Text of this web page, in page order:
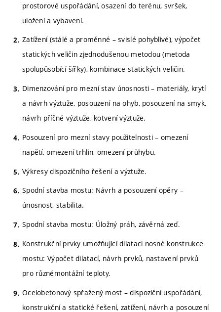
prostorové uspořádání, osazení do terénu, svršek,
uložení a vybavení.
Zatížení (stálé a proměnné – svislé pohyblivé), výpočet
statických veličin zjednodušenou metodou (metoda
spolupůsobící šířky), kombinace statických veličin.
Dimenzování pro mezní stav únosnosti – materiály, krytí
a návrh výztuže, posouzení na ohyb, posouzení na smyk,
návrh příčné výztuže, kotvení výztuže.
Posouzení pro mezní stavy použitelnosti – omezení
napětí, omezení trhlin, omezení průhybu.
Výkresy dispozičního řešení a výztuže.
Spodní stavba mostu: Návrh a posouzení opěry –
únosnost, stabilita.
Spodní stavba mostu: Úložný práh, závěrná zeď.
Konstrukční prvky umožňující dilataci nosné konstrukce
mostu: Výpočet dilatací, návrh prvků, nastavení prvků
pro různémontážní teploty.
Ocelobetonový spřažený most – dispoziční uspořádání,
konstrukční a statické řešení, zatížení, návrh a posouzení